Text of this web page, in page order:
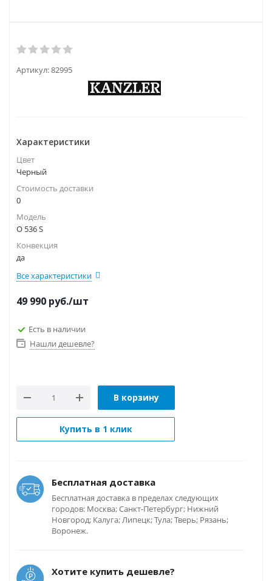
Артикул:82995
Характеристики
Цвет
Черный
Стоимость доставки
0
Модель
O 536 S
Конвекция
да
Все характеристики
49 990 руб./шт
Есть в наличии
Нашли дешевле?
В корзину
Купить в 1 клик
Бесплатная доставка
Бесплатная доставка в пределах следующих
городов: Москва; Санкт-Петербург; Нижний
Новгород; Калуга; Липецк; Тула; Тверь; Рязань;
Воронеж.
Хотите купить дешевле?